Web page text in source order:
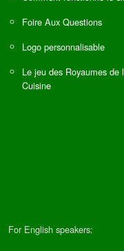
Foire Aux Questions
Logo personnalisable
Le jeu des Royaumes de
Cuisine
For English speakers: